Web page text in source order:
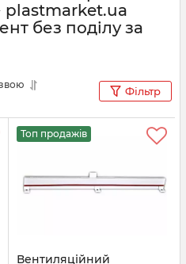
plastmarket.ua
без поділу за
Фільтр
Топ продажів
Вентиляційний